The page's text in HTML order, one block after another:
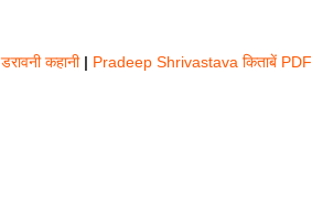
डरावनी कहानी | Pradeep Shrivastava किताबें PDF